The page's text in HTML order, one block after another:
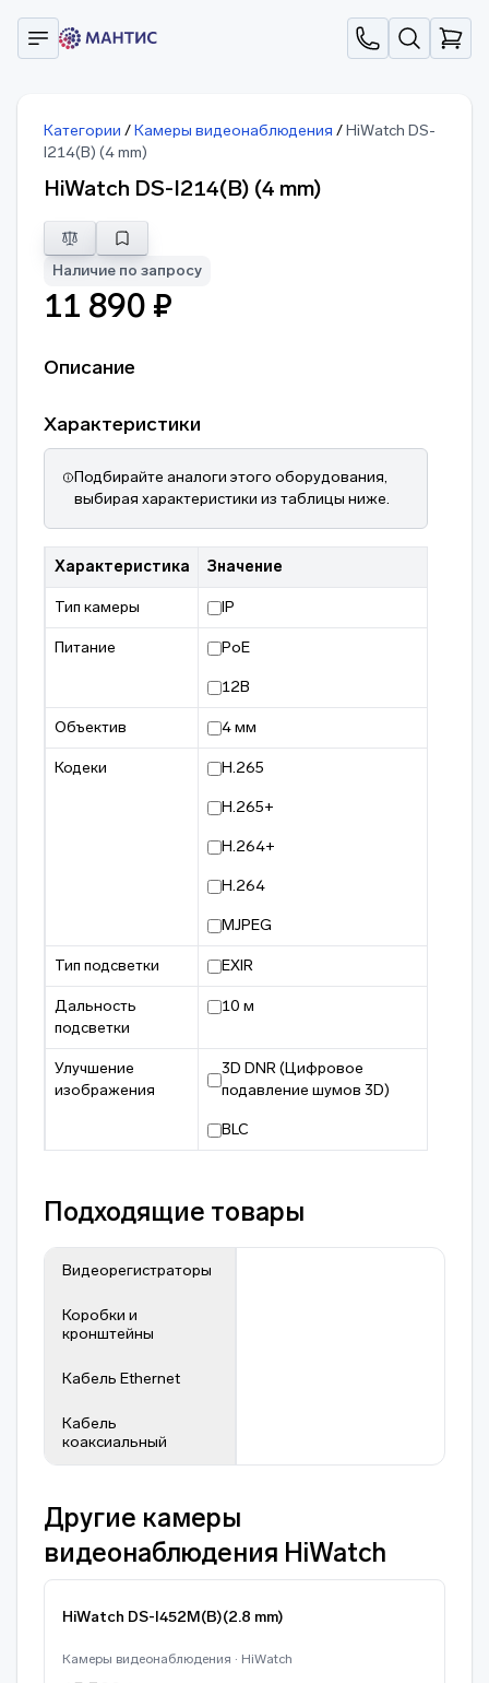
Категории /Камеры видеонаблюдения /HiWatch DS-
I214(B) (4 mm)
HiWatch DS-I214(B) (4 mm)
Наличие по запросу
11 890 ₽
Описание
Характеристики
Подбирайте аналоги этого оборудования,
выбирая характеристики из таблицы ниже.
Характеристика Значение
Тип камеры IP
Питание PoE
12В
Объектив 4 мм
Кодеки H.265
H.265+
H.264+
H.264
MJPEG
Тип подсветки EXIR
Дальность
подсветки
10 м
Улучшение
изображения
3D DNR (Цифровое
подавление шумов 3D)
BLC
Подходящие товары
Видеорегистраторы
Коробки и
кронштейны
Кабель Ethernet
Кабель
коаксиальный
Другие камеры
видеонаблюдения HiWatch
HiWatch DS-I452M(B)(2.8 mm)
Камеры видеонаблюдения · HiWatch